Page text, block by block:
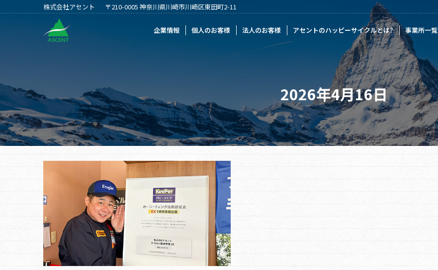
株式会社アセント 〒210-0005 神奈川県川崎市川崎区東田町2-11
企業情報 個人のお客様 法人のお客様 アセントのハッピーサイクルとは? 事業所一覧
2026年4月16日
企業情報 個人のお客様 法人のお客様 事業所一覧